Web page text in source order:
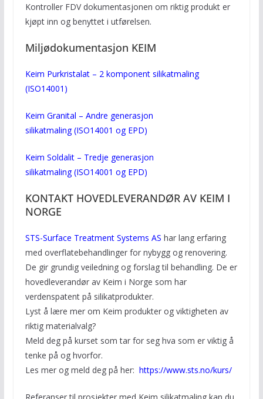
Kontroller FDV dokumentasjonen om riktig produkt er
kjøpt inn og benyttet i utførelsen.
Miljødokumentasjon KEIM
Keim Purkristalat – 2 komponent silikatmaling
(ISO14001)
Keim Granital – Andre generasjon
silikatmaling(ISO14001 og EPD)
Keim Soldalit – Tredje generasjon
silikatmaling(ISO14001 og EPD)
KONTAKT HOVEDLEVERANDØR AV KEIM I
NORGE
STS-Surface Treatment Systems AS har lang erfaring
med overflatebehandlinger for nybygg og renovering.
De gir grundig veiledning og forslag til behandling. De er
hovedleverandør av Keim i Norge som har
verdenspatent på silikatprodukter.
Lyst å lære mer om Keim produkter og viktigheten av
riktig materialvalg?
Meld deg på kurset som tar for seg hva som er viktig å
tenke på og hvorfor.
Les mer og meld deg på her: https://www.sts.no/kurs/
Referanser til prosjekter med Keim silikatmaling kan du